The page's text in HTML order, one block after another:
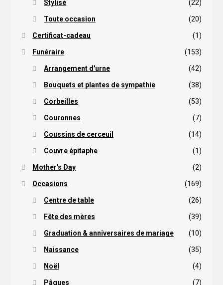
Stylisé (22)
Toute occasion (20)
Certificat-cadeau (1)
Funéraire (153)
Arrangement d'urne (42)
Bouquets et plantes de sympathie (38)
Corbeilles (53)
Couronnes (7)
Coussins de cerceuil (14)
Couvre épitaphe (1)
Mother's Day (2)
Occasions (169)
Centre de table (26)
Fête des mères (39)
Graduation & anniversaires de mariage (10)
Naissance (35)
Noël (4)
Pâques (7)